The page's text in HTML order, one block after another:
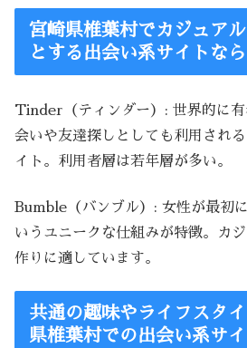
宮崎県椎葉村でカジュア
とする出会い系サイトな
Tinder（ティンダー）: 世界的に
会いや友達探しとしても利用され
イト。利用者層は若年層が多い。
Bumble（バンブル）: 女性が最初
いうユニークな仕組みが特徴。カ
作りに適しています。
共通の趣味やライフスタ
県椎葉村での出会い系サイ